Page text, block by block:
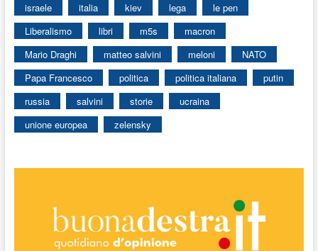
israele
italia kiev lega
le pen
Liberalismo
libri m5s
macron
Mario Draghi
matteo salvini meloni
NATO
Papa Francesco
politica politica italiana
putin
russia
salvini storie
ucraina
unione europea
zelensky